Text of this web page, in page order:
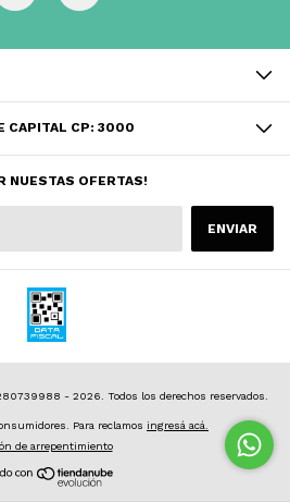
CAPITAL CP: 3000
NUESTAS OFERTAS!
- 2026. Todos los derechos reservados.
Para reclamos ingresá acá.
de arrepentimiento